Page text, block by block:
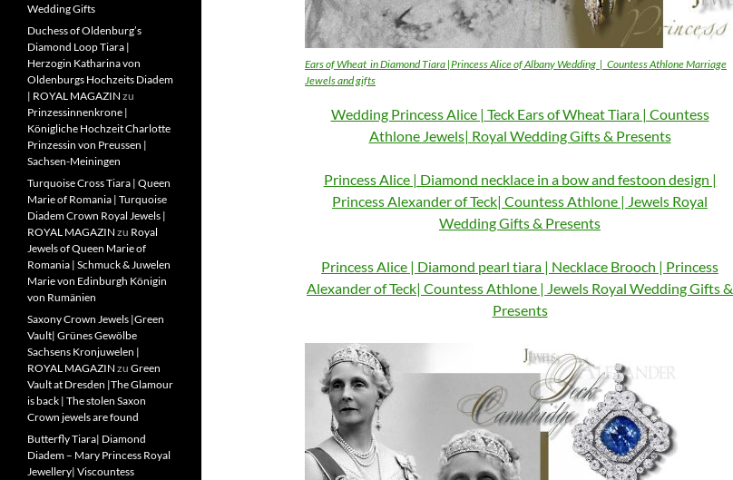
Ears of Wheat in Diamond Tiara |Princess Alice of Albany Wedding | Countess Athlone Marriage
Jewels and gifts
Wedding Princess Alice | Teck Ears of Wheat Tiara | Countess
Athlone Jewels| Royal Wedding Gifts & Presents
Princess Alice | Diamond necklace in a bow and festoon design |
Princess Alexander of Teck| Countess Athlone | Jewels Royal
Wedding Gifts & Presents
Princess Alice | Diamond pearl tiara | Necklace Brooch | Princess
Alexander of Teck| Countess Athlone | Jewels Royal Wedding Gifts &
Presents
Wedding Gifts
Duchess of Oldenburg’s
Diamond Loop Tiara |
Herzogin Katharina von
Oldenburgs Hochzeits Diadem
| ROYAL MAGAZIN zu
Prinzessinnenkrone |
Königliche Hochzeit Charlotte
Prinzessin von Preussen |
Sachsen-Meiningen
Turquoise Cross Tiara | Queen
Marie of Romania | Turquoise
Diadem Crown Royal Jewels |
ROYAL MAGAZIN zu Royal
Jewels of Queen Marie of
Romania | Schmuck & Juwelen
Marie von Edinburgh Königin
von Rumänien
Saxony Crown Jewels |Green
Vault| Grünes Gewölbe
Sachsens Kronjuwelen |
ROYAL MAGAZIN zu Green
Vault at Dresden |The Glamour
is back | The stolen Saxon
Crown jewels are found
Butterfly Tiara| Diamond
Diadem – Mary Princess Royal
Jewellery| Viscountess